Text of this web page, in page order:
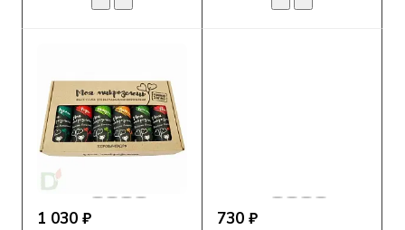
1 030 ₽ 730 ₽